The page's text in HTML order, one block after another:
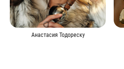
Анастасия Тодореску